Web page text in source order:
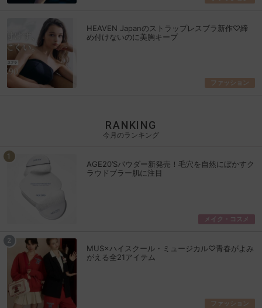
HEAVEN Japanのストラップレスブラ新作♡締
め付けないのに美胸キープ
ファッション
RANKING
今月のランキング
AGE20’Sパウダー新発売！毛穴を自然にぼかすク
ラウドブラー肌に注目
メイク・コスメ
MUS×ハイスクール・ミュージカル♡青春がよみ
がえる全21アイテム
ファッション